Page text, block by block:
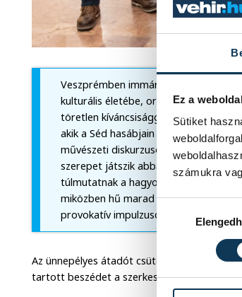
Ez a
Sütiket
számukra
Veszprémben immáron tíz éve
kulturális életébe, orientációs ponttá
töretlen kíváncsisággal, empátiával
akik a Séd hasábjain publikálnak,
művészeti diskurzusok iránti
szerepet játszik abban, hogy olyan
túlmutatnak a hagyományos
miközben hű marad a kritikai
provokatív impulzusokat adni – áll a
Az ünnepélyes átadót csütörtök este a
tartott beszédet a szerkesztőség tagjai és